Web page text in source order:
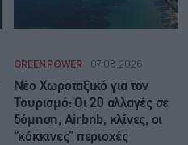
GREEN POWER 07.08.2026
Νέο Χωροταξικό για τον
Τουρισμό: Οι 20 αλλαγές σε
δόμηση, Airbnb, κλίνες, οι
“κόκκινες” περιοχές